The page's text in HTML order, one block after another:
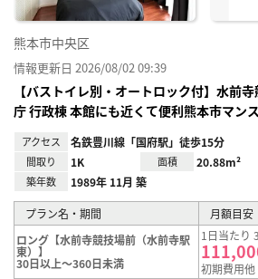
熊本市中央区
情報更新日 2026/08/02 09:39
【バストイレ別・オートロック付】水前
庁 行政棟 本館にも近くて便利熊本市マン
アクセス 名鉄豊川線「国府駅」徒歩15分
間取り 1K 面積 20.88m²
築年数 1989年 11月 築
プラン名・期間
月額目安
ロング【水前寺競技場前（水前寺駅
東）】
30日以上～360日未満
1日当たり
初期費用